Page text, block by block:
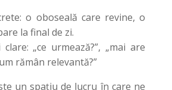
o oboseală care revine, o
la final de zi.
„ce urmează?”, „mai are
rămân relevantă?”
un spațiu de lucru în care ne